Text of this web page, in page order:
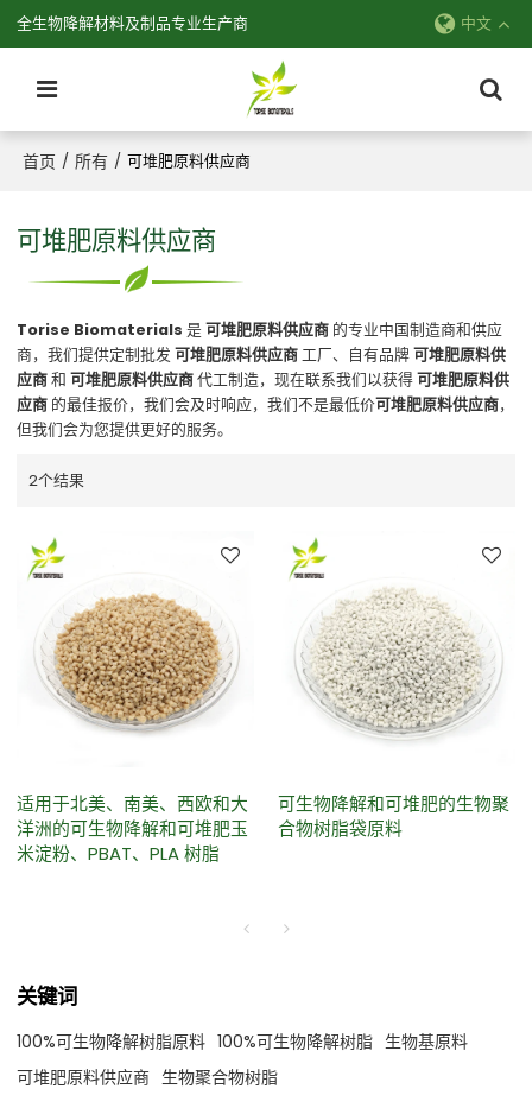
全生物降解材料及制品专业生产商 中文
首页 / 所有 / 可堆肥原料供应商
可堆肥原料供应商
Torise Biomaterials 是可堆肥原料供应商 的专业中国制造商和供应
商，我们提供定制批发可堆肥原料供应商工厂、自有品牌可堆肥原料供
应商和可堆肥原料供应商代工制造，现在联系我们以获得可堆肥原料供
应商 的最佳报价，我们会及时响应，我们不是最低价可堆肥原料供应商，
但我们会为您提供更好的服务。
2个结果
适用于北美、南美、西欧和大
洋洲的可生物降解和可堆肥玉
米淀粉、PBAT、PLA 树脂
可生物降解和可堆肥的生物聚
合物树脂袋原料
关键词
100%可生物降解树脂原料 100%可生物降解树脂 生物基原料
可堆肥原料供应商 生物聚合物树脂